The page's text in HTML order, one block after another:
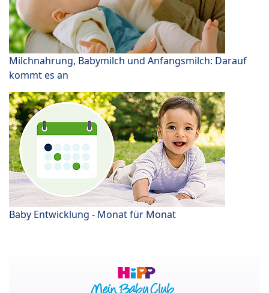
Milchnahrung, Babymilch und Anfangsmilch: Darauf
kommt es an
Baby Entwicklung - Monat für Monat